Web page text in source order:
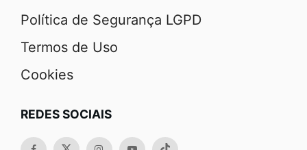
Política de Segurança LGPD
Termos de Uso
Cookies
REDES SOCIAIS